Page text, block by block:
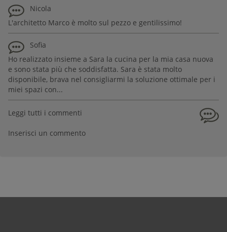
Nicola
L'architetto Marco è molto sul pezzo e gentilissimo!
Sofia
Ho realizzato insieme a Sara la cucina per la mia casa nuova
e sono stata più che soddisfatta. Sara è stata molto
disponibile, brava nel consigliarmi la soluzione ottimale per i
miei spazi con...
Leggi tutti i commenti
Inserisci un commento